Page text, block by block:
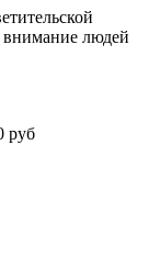
внимание людей
руб